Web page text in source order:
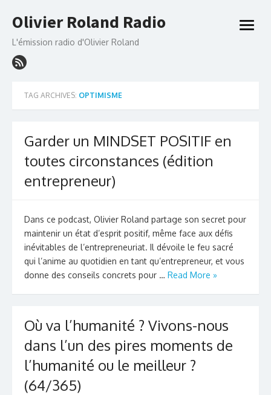
to
Olivier Roland Radio
L'émission radio d'Olivier Roland
open
TAG ARCHIVES: OPTIMISME
Garder un MINDSET POSITIF en
toutes circonstances (édition
entrepreneur)
Dans ce podcast, Olivier Roland partage son secret pour
maintenir un état d’esprit positif, même face aux défis
inévitables de l’entrepreneuriat. Il dévoile le feu sacré
qui l’anime au quotidien en tant qu’entrepreneur, et vous
donne des conseils concrets pour … Read More »
Où va l’humanité ? Vivons-nous
dans l’un des pires moments de
l’humanité ou le meilleur ?
(64/365)